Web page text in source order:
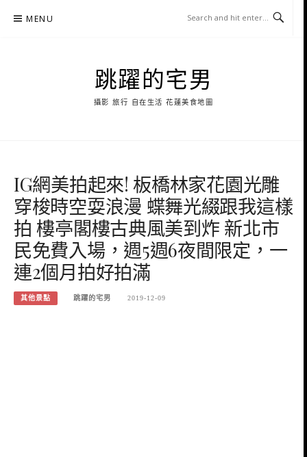
MENU
跳躍的宅男
攝影 旅行 自在生活 花蓮美食地圖
IG網美拍起來! 板橋林家花園光雕
穿梭時空耍浪漫 蝶舞光綴跟我這樣
拍 樓亭閣樓古典風美到炸 新北市
民免費入場，週5週6夜間限定，一
連2個月拍好拍滿
其他景點 跳躍的宅男 2019-12-09